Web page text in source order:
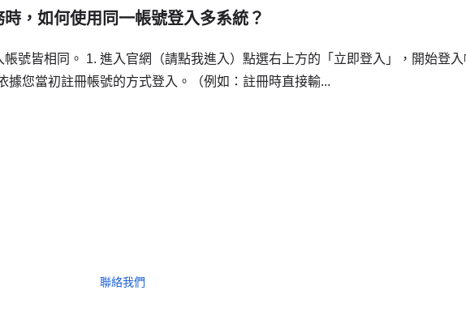
，如何使用同一帳號登入多系統？
號皆相同。 1. 進入官網（請點我進入）點選右上方的「立即登入」，開始登
據您當初註冊帳號的方式登入。（例如：註冊時直接輸...
聯絡我們